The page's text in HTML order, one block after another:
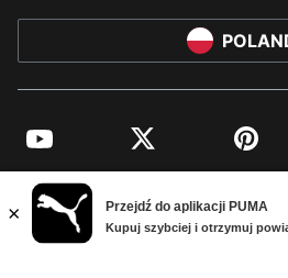
YouTube Twitter
© PUMA EUROPE GMBH, 2026.